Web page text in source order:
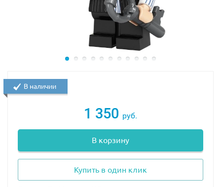
1 350 руб.
В корзину
Купить в один клик
В наличии